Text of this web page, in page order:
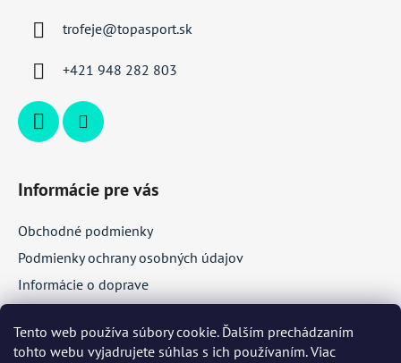
Tento web používa súbory cookie. Ďalším prechádzaním
tohto webu vyjadrujete súhlas s ich používaním. Viac
trofeje@topasport.sk
+421 948 282 803
Informácie pre vás
Obchodné podmienky
Podmienky ochrany osobných údajov
Informácie o doprave